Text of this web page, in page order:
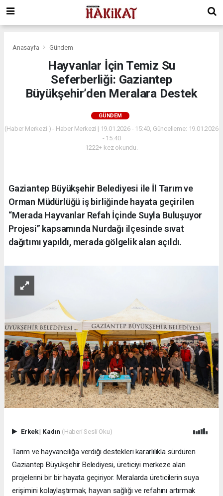
Anasayfa Gündem
Hayvanlar İçin Temiz Su
Seferberliği: Gaziantep
Büyükşehir’den Meralara Destek
GÜNDEM
(Haber Merkezi ) - Haber Merkezi | 19.01.2026 - 15:40, Güncelleme: 19.01.2026
- 15:40
1222+ kez okundu.
Gaziantep Büyükşehir Belediyesi ile İl Tarım ve
Orman Müdürlüğü iş birliğinde hayata geçirilen
“Merada Hayvanlar Refah İçinde Suyla Buluşuyor
Projesi” kapsamında Nurdağı ilçesinde sıvat
dağıtımı yapıldı, merada gölgelik alan açıldı.
Erkek| Kadın (Haberi Sesli Oku)
Tarım ve hayvancılığa verdiği destekleri kararlılıkla sürdüren
Gaziantep Büyükşehir Belediyesi, üreticiyi merkeze alan
projelerini bir bir hayata geçiriyor. Meralarda üreticilerin suya
erişimini kolaylaştırmak, hayvan sağlığı ve refahını artırmak